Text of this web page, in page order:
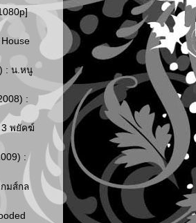
: น.หนู
:
3 พยัคฆ์
:
มส์กล